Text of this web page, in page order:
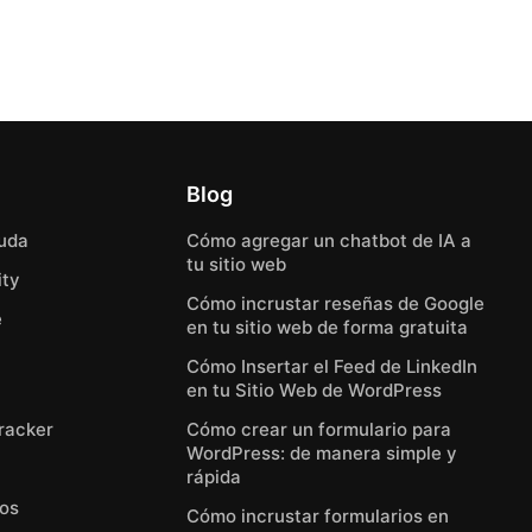
Blog
Cómo agregar un chatbot de IA a
tu sitio web
Cómo incrustar reseñas de Google
en tu sitio web de forma gratuita
Cómo Insertar el Feed de LinkedIn
en tu Sitio Web de WordPress
Cómo crear un formulario para
WordPress: de manera simple y
rápida
Cómo incrustar formularios en